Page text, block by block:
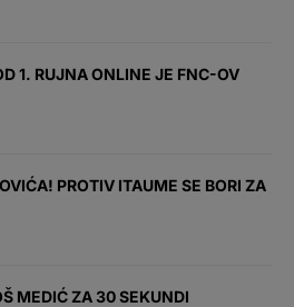
1. RUJNA ONLINE JE FNC-OV
PROTIV ITAUME SE BORI ZA
MEDIĆ ZA 30 SEKUNDI